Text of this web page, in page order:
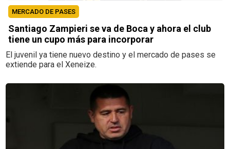
MERCADO DE PASES
Santiago Zampieri se va de Boca y ahora el club
tiene un cupo más para incorporar
El juvenil ya tiene nuevo destino y el mercado de pases se
extiende para el Xeneize.